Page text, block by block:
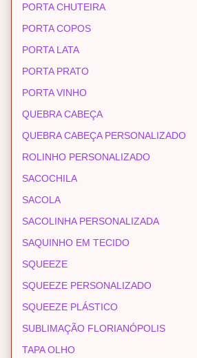
PORTA CHUTEIRA
PORTA COPOS
PORTA LATA
PORTA PRATO
PORTA VINHO
QUEBRA CABEÇA
QUEBRA CABEÇA PERSONALIZADO
ROLINHO PERSONALIZADO
SACOCHILA
SACOLA
SACOLINHA PERSONALIZADA
SAQUINHO EM TECIDO
SQUEEZE
SQUEEZE PERSONALIZADO
SQUEEZE PLÁSTICO
SUBLIMAÇÃO FLORIANÓPOLIS
TAPA OLHO